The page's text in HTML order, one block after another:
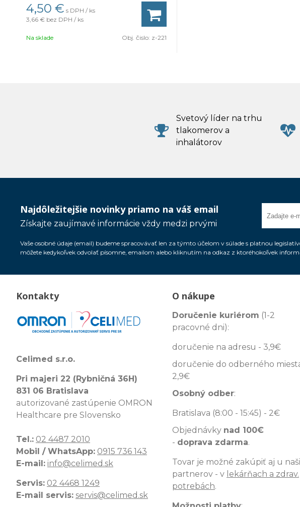
4,50 € s DPH / ks
3,66 € bez DPH / ks
Na sklade Obj. čislo: z-221
Svetový líder na trhu
tlakomerov a
inhalátorov
Najdôležitejšie novinky priamo na váš email
Získajte zaujímavé informácie vždy medzi prvými
Vaše osobné údaje (email) budeme spracovávať len za týmto účelom v súlade s platnou
môžete kedykoľvek odvolať písomne, emailom alebo kliknutím na odkaz z ktoréhokoľvek
Kontakty
Celimed s.r.o.
Pri majeri 22 (Rybničná 36H)
831 06 Bratislava
autorizované zastúpenie OMRON
Healthcare pre Slovensko
Tel.: 02 4487 2010
Mobil / WhatsApp: 0915 736 143
E-mail: info@celimed.sk
Servis: 02 4468 1249
E-mail servis: servis@celimed.sk
O nákupe
Doručenie kuriérom (1-2
pracovné dni):
doručenie na adresu - 3,9€
doručenie do odberného
2,9€
Osobný odber:
Bratislava (8:00 - 15:45) - 2€
Objednávky nad 100€
- doprava zdarma.
Tovar je možné zakúpiť aj u
partnerov - v lekárňach a zdrav.
potrebách.